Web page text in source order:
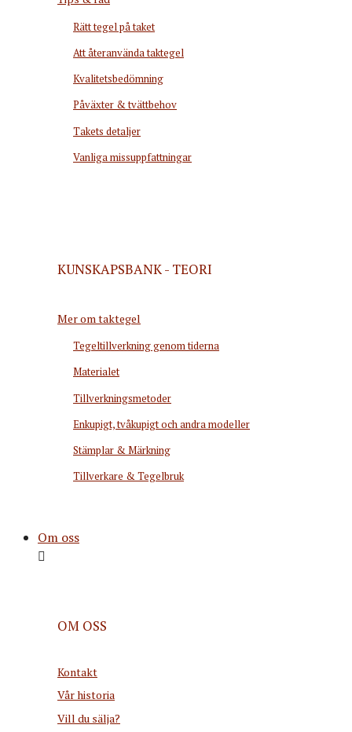
Rätt tegel på taket
Att återanvända taktegel
Kvalitetsbedömning
Påväxter & tvättbehov
Takets detaljer
Vanliga missuppfattningar
KUNSKAPSBANK - TEORI
Mer om taktegel
Tegeltillverkning genom tiderna
Materialet
Tillverkningsmetoder
Enkupigt, tvåkupigt och andra modeller
Stämplar & Märkning
Tillverkare & Tegelbruk
Om oss
OM OSS
Kontakt
Vår historia
Vill du sälja?